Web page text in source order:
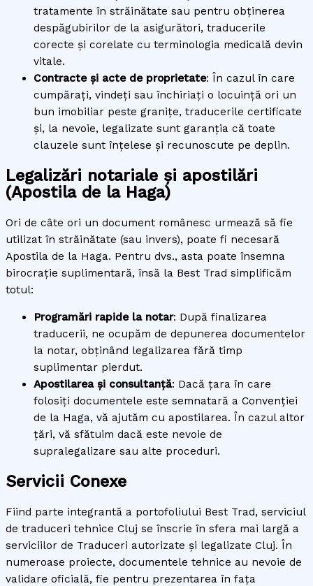
tratamente în străinătate sau pentru obținerea
despăgubirilor de la asigurători, traducerile
corecte și corelate cu terminologia medicală devin
vitale.
Contracte și acte de proprietate: În cazul în care
cumpărați, vindeți sau închiriați o locuință ori un
bun imobiliar peste granițe, traducerile certificate
și, la nevoie, legalizate sunt garanția că toate
clauzele sunt înțelese și recunoscute pe deplin.
Legalizări notariale și apostilări
(Apostila de la Haga)
Ori de câte ori un document românesc urmează să fie
utilizat în străinătate (sau invers), poate fi necesară
Apostila de la Haga. Pentru dvs., asta poate însemna
birocrație suplimentară, însă la Best Trad simplificăm
totul:
Programări rapide la notar: După finalizarea
traducerii, ne ocupăm de depunerea documentelor
la notar, obținând legalizarea fără timp
suplimentar pierdut.
Apostilarea și consultanță: Dacă țara în care
folosiți documentele este semnatară a Convenției
de la Haga, vă ajutăm cu apostilarea. În cazul altor
țări, vă sfătuim dacă este nevoie de
supralegalizare sau alte proceduri.
Servicii Conexe
Fiind parte integrantă a portofoliului Best Trad, serviciul
de traduceri tehnice Cluj se înscrie în sfera mai largă a
serviciilor de Traduceri autorizate și legalizate Cluj. În
numeroase proiecte, documentele tehnice au nevoie de
validare oficială, fie pentru prezentarea în fața